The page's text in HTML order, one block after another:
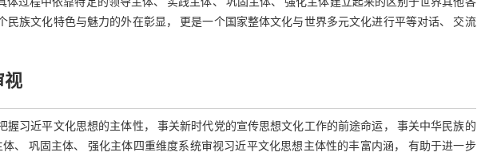
过程中依靠特定的领导主体、 实践主体、 巩固主体、 强化主体建立起来的区别于世界其他各
民族文化特色与魅力的外在彰显， 更是一个国家整体文化与世界多元文化进行平等对话、 交流
视
习近平文化思想的主体性， 事关新时代党的宣传思想文化工作的前途命运， 事关中华民族的
、 巩固主体、 强化主体四重维度系统审视习近平文化思想主体性的丰富内涵， 有助于进一步